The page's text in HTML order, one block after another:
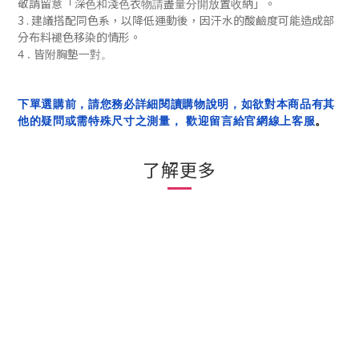
敬請留意 「深色和淺色衣物請盡量分開放置收納 」 。
3 . 建議搭配同色系， 以降低運動後， 因汗水的酸鹼度可能造成部
分布料褪色移染的情形 。
4 . 皆附胸墊一對。
下單選購前，請您務必詳細閱讀購物說明，如欲對本商品有其
他的疑問或需特殊尺寸之測量， 歡迎留言給官網線上客服。
了解更多